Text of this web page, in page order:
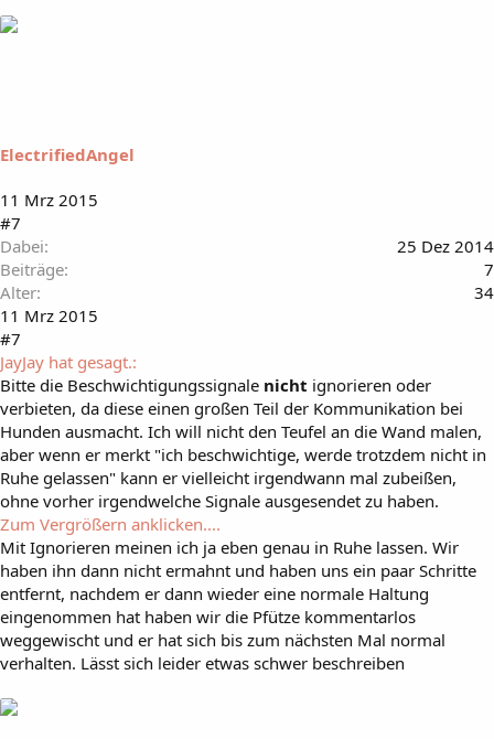
ElectrifiedAngel
11 Mrz 2015
#7
Dabei
25 Dez 2014
Beiträge
7
Alter
34
11 Mrz 2015
#7
JayJay hat gesagt.:
Bitte die Beschwichtigungssignale nicht ignorieren oder
verbieten, da diese einen großen Teil der Kommunikation bei
Hunden ausmacht. Ich will nicht den Teufel an die Wand malen,
aber wenn er merkt "ich beschwichtige, werde trotzdem nicht in
Ruhe gelassen" kann er vielleicht irgendwann mal zubeißen,
ohne vorher irgendwelche Signale ausgesendet zu haben.
Zum Vergrößern anklicken....
Mit Ignorieren meinen ich ja eben genau in Ruhe lassen. Wir
haben ihn dann nicht ermahnt und haben uns ein paar Schritte
entfernt, nachdem er dann wieder eine normale Haltung
eingenommen hat haben wir die Pfütze kommentarlos
weggewischt und er hat sich bis zum nächsten Mal normal
verhalten. Lässt sich leider etwas schwer beschreiben